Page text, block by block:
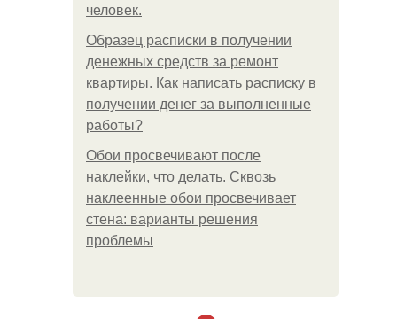
человек.
Образец расписки в получении
денежных средств за ремонт
квартиры. Как написать расписку в
получении денег за выполненные
работы?
Обои просвечивают после
наклейки, что делать. Сквозь
наклеенные обои просвечивает
стена: варианты решения
проблемы